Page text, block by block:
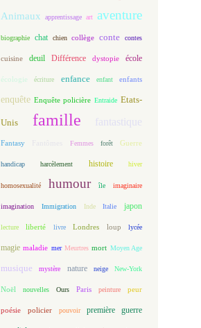
Animaux apprentissage art aventure
biographie chat chien collège conte contes
cuisine deuil Différence dystopie école
écologie écriture enfance enfant enfants
enquête Enquête policière Entraide Etats-
Unis famille fantastique
Fantasy Femmes forêt Guerre
handicap harcèlement histoire hiver
homosexualité humour île imaginaire
imagination Immigration Inde Italie japon
lecture liberté livre Londres loup lycée
magie maladie mer Meurtres mort Moyen Age
musique mystère nature neige New-York
Noël nouvelles Ours Paris peinture peur
poésie policier pouvoir première guerre